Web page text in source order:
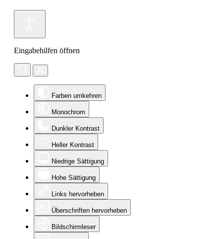
Eingabehilfen öffnen
Farben umkehren
Monochrom
Dunkler Kontrast
Heller Kontrast
Niedrige Sättigung
Hohe Sättigung
Links hervorheben
Überschriften hervorheben
Bildschirmleser